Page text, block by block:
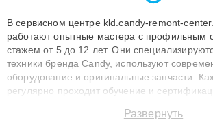
В сервисном центре kld.candy-remont-
работают опытные мастера с профильным
стажем от 5 до 12 лет. Они
техники бренда Candy, используют
оборудование и оригинальные запчасти.
регулярно проходит обучение и
технику с сохранением гарантии до 3 лет.
Развернуть